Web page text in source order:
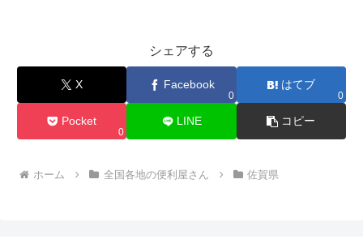
シェアする
X Facebook
0
はてブ
0
Pocket
0
LINE コピー
ホーム 全国各地の便利屋さん 佐賀県